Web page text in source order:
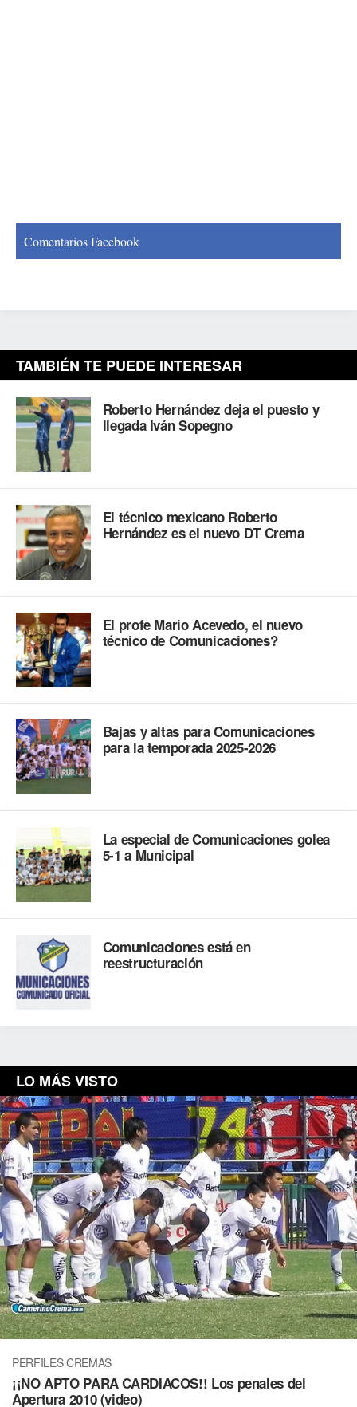
Comentarios Facebook
TAMBIÉN TE PUEDE INTERESAR
Roberto Hernández deja el puesto y
llegada Iván Sopegno
El técnico mexicano Roberto
Hernández es el nuevo DT Crema
El profe Mario Acevedo, el nuevo
técnico de Comunicaciones?
Bajas y altas para Comunicaciones
para la temporada 2025-2026
La especial de Comunicaciones golea
5-1 a Municipal
Comunicaciones está en
reestructuración
LO MÁS VISTO
PERFILES CREMAS
¡¡NO APTO PARA CARDIACOS!! Los penales del
Apertura 2010 (video)